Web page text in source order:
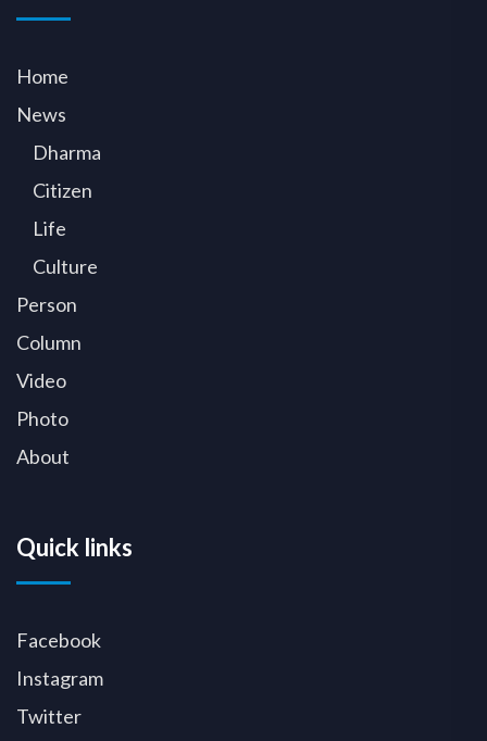
Home
News
Dharma
Citizen
Life
Culture
Person
Column
Video
Photo
About
Quick links
Facebook
Instagram
Twitter